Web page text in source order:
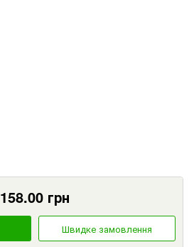
158.00 грн
Швидке замовлення